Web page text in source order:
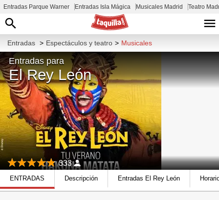
Entradas Parque Warner Entradas Isla Mágica Musicales Madrid Teatro
Entradas > Espectáculos y teatro > Musicales
Entradas para
El Rey León
333
ENTRADAS Descripción Entradas El Rey León